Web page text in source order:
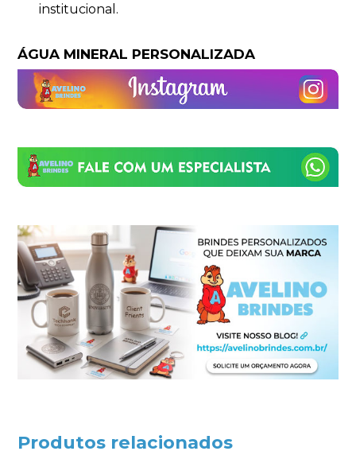
institucional.
ÁGUA MINERAL PERSONALIZADA
Produtos relacionados